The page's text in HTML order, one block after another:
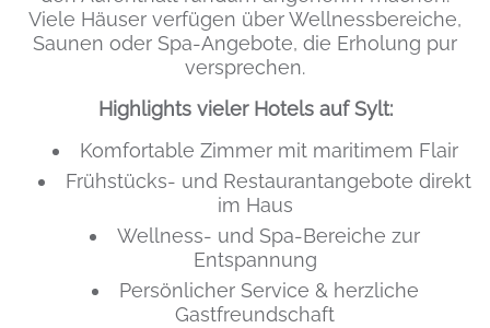
Viele Häuser verfügen über Wellnessbereiche,
Saunen oder Spa-Angebote, die Erholung pur
versprechen.
Highlights vieler Hotels auf Sylt:
Komfortable Zimmer mit maritimem Flair
Frühstücks- und Restaurantangebote direkt
im Haus
Wellness- und Spa-Bereiche zur
Entspannung
Persönlicher Service & herzliche
Gastfreundschaft